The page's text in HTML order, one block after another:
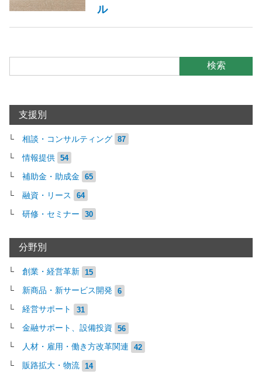
ル
検索
支援別
相談・コンサルティング 87
情報提供 54
補助金・助成金 65
融資・リース 64
研修・セミナー 30
分野別
創業・経営革新 15
新商品・新サービス開発 6
経営サポート 31
金融サポート、設備投資 56
人材・雇用・働き方改革関連 42
販路拡大・物流 14